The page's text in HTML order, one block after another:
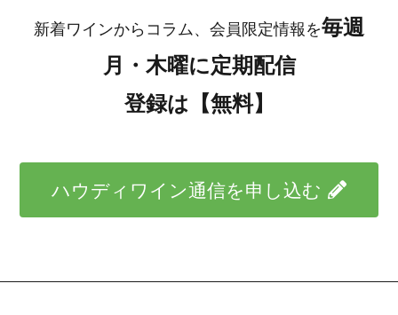
新着ワインからコラム、会員限定情報を毎週
月・木曜に定期配信
登録は【無料】
ハウディワイン通信を申し込む